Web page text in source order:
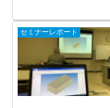
セミナーレポート